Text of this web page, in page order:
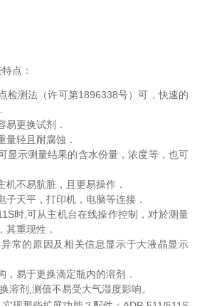
点：
检测法（许可第1896338号）可，快速的
易更换试剂．
量轻且耐腐蚀．
显示测量结果的含水份量，浓度等，也可
不易肮脏，且更易操作．
天平，打印机，电脑等连接．
时,可从主机台在线操作控制，对於测量
其重现性．
常的原因及相关信息显示于大液晶显示
易于更换滴定瓶内的溶剂．
溶剂,测值不易受大气湿度影响。